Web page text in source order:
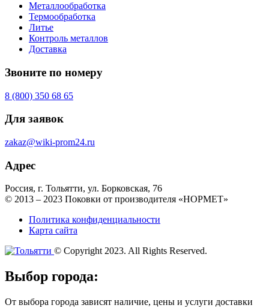
Металлообработка
Термообработка
Литье
Контроль металлов
Доставка
Звоните по номеру
8 (800) 350 68 65
Для заявок
zakaz@wiki-prom24.ru
Адрес
Россия, г. Тольятти, ул. Борковская, 76
© 2013 – 2023 Поковки от производителя «НОРМЕТ»
Политика конфиденциальности
Карта сайта
© Copyright 2023. All Rights Reserved.
Выбор города:
От выбора города зависят наличие, цены и услуги доставки